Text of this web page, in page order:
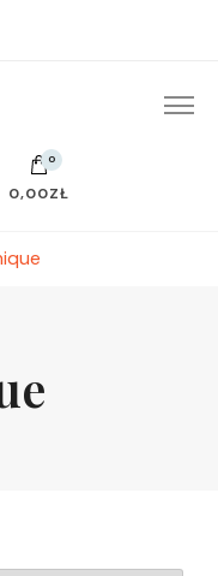
0
0,00ZŁ